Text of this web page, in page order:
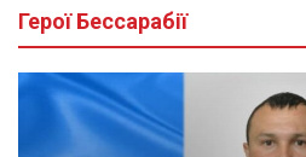
Герої Бессарабії